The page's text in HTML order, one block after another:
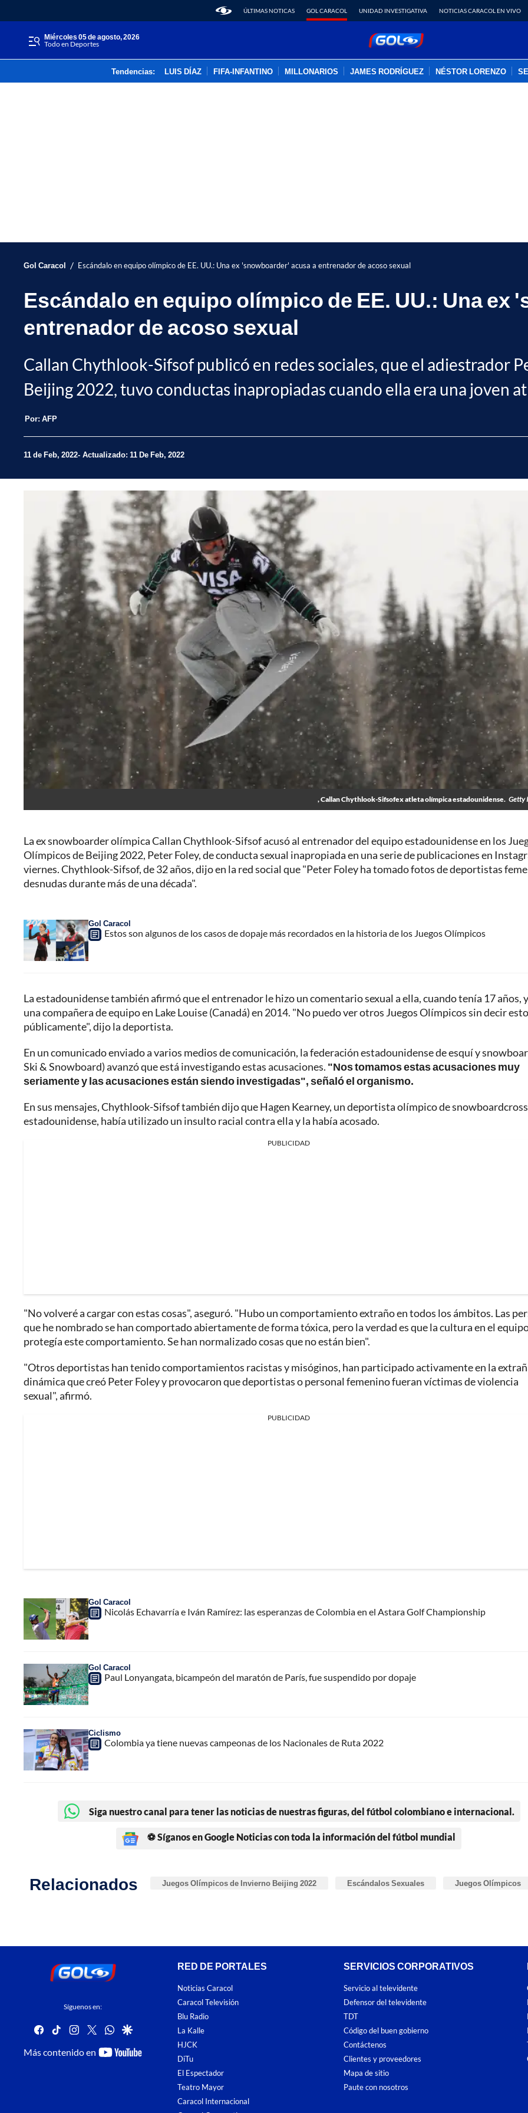
ÚLTIMAS NOTICAS GOL CARACOL UNIDAD INVESTIGATIVA NOTICIAS CARACOL EN VIVO
miércoles 05 de agosto, 2026
Todo en Deportes
Tendencias: LUIS DÍAZ FIFA-INFANTINO MILLONARIOS JAMES RODRÍGUEZ NÉSTOR LORENZO
Gol Caracol / Escándalo en equipo olímpico de EE. UU.: Una ex 'snowboarder' acusa a entrenador de acoso sexual
Escándalo en equipo olímpico de EE. UU.: Una ex
entrenador de acoso sexual
Callan Chythlook-Sifsof publicó en redes sociales, que el adiestrador
Beijing 2022, tuvo conductas inapropiadas cuando ella era una joven
Por: AFP
11 de Feb, 2022 Actualizado: 11 De Feb, 2022
, Callan Chythlook-Sifsofex atleta olímpica estadounidense. Getty
La ex snowboarder olímpica Callan Chythlook-Sifsof acusó al entrenador del equipo estadounidense en los
Olímpicos de Beijing 2022, Peter Foley, de conducta sexual inapropiada en una serie de publicaciones en
viernes. Chythlook-Sifsof, de 32 años, dijo en la red social que "Peter Foley ha tomado fotos de deportistas
desnudas durante más de una década".
Gol Caracol
Estos son algunos de los casos de dopaje más recordados en la historia de los Juegos Olímpicos
La estadounidense también afirmó que el entrenador le hizo un comentario sexual a ella, cuando tenía 17 años,
una compañera de equipo en Lake Louise (Canadá) en 2014. "No puedo ver otros Juegos Olímpicos sin decir esto
públicamente", dijo la deportista.
En un comunicado enviado a varios medios de comunicación, la federación estadounidense de esquí y
Ski & Snowboard) avanzó que está investigando estas acusaciones. "Nos tomamos estas acusaciones muy
seriamente y las acusaciones están siendo investigadas", señaló el organismo.
En sus mensajes, Chythlook-Sifsof también dijo que Hagen Kearney, un deportista olímpico de snowboardcross
estadounidense, había utilizado un insulto racial contra ella y la había acosado.
PUBLICIDAD
"No volveré a cargar con estas cosas", aseguró. "Hubo un comportamiento extraño en todos los ámbitos. Las
que he nombrado se han comportado abiertamente de forma tóxica, pero la verdad es que la cultura en el
protegía este comportamiento. Se han normalizado cosas que no están bien".
"Otros deportistas han tenido comportamientos racistas y misóginos, han participado activamente en la
dinámica que creó Peter Foley y provocaron que deportistas o personal femenino fueran víctimas de violencia
sexual", afirmó.
PUBLICIDAD
Gol Caracol
Nicolás Echavarría e Iván Ramírez: las esperanzas de Colombia en el Astara Golf Championship
Gol Caracol
Paul Lonyangata, bicampeón del maratón de París, fue suspendido por dopaje
Ciclismo
Colombia ya tiene nuevas campeonas de los Nacionales de Ruta 2022
Siga nuestro canal para tener las noticias de nuestras figuras, del fútbol colombiano e internacional.
⚽ Síganos en Google Noticias con toda la información del fútbol mundial
Relacionados Juegos Olímpicos de Invierno Beijing 2022 Escándalos Sexuales Juegos Olímpicos
Síguenos en:
facebook
tiktokinstagram
twitterwhatsapp
google
Más contenido en
youtube-
RED DE PORTALES
Noticias Caracol
Caracol Televisión
Blu Radio
La Kalle
HJCK
DiTu
El Espectador
Teatro Mayor
Caracol Internacional
SERVICIOS CORPORATIVOS
Servicio al televidente
Defensor del televidente
TDT
Código del buen gobierno
Contáctenos
Clientes y proveedores
Mapa de sitio
Paute con nosotros